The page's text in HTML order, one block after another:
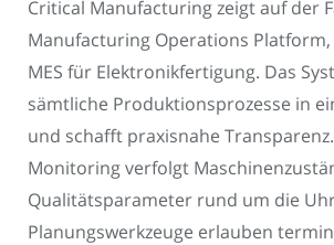
Critical Manufacturing zeigt auf der
Manufacturing Operations
MES für Elektronikfertigung. Das
sämtliche Produktionsprozesse in
und schafft praxisnahe
Monitoring verfolgt
Qualitätsparameter rund um die
Planungswerkzeuge erlauben